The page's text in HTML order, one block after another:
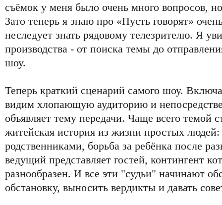
съёмок у меня было очень много вопросов,
Зато теперь я знаю про «Пусть говорят»
неследует знать рядовому телезрителю. Я
производства - от поиска темы до
шоу.
Теперь краткий сценарий самого шоу.
видим хлопающую аудиторию и
объявляет тему передачи. Чаще всего темой
житейская история из жизни простых
родственниками, борьба за ребёнка после
ведущий представляет гостей, контингент
разнообразен. И все эти "судьи" начинают
обстановку, выносить вердикты и давать